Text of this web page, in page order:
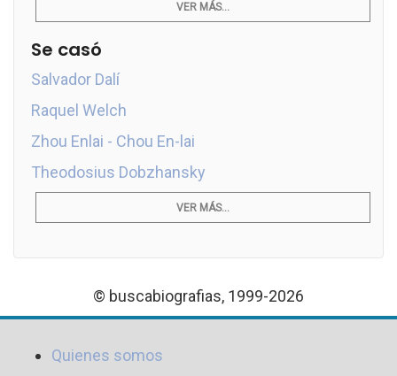
VER MÁS...
Se casó
Salvador Dalí
Raquel Welch
Zhou Enlai - Chou En-lai
Theodosius Dobzhansky
VER MÁS...
© buscabiografias, 1999-2026
Quienes somos